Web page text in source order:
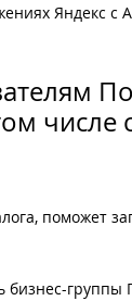
Яндекс с
числе
поможет
бизнес-